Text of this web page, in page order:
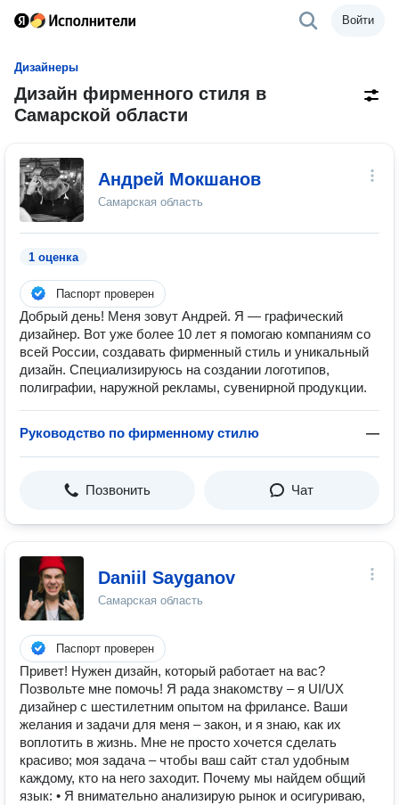
Войти
Дизайнеры
Дизайн фирменного стиля в
Самарской области
Андрей Мокшанов
Самарская область
1 оценка
Паспорт проверен
Добрый день! Меня зовут Андрей. Я — графический
дизайнер. Вот уже более 10 лет я помогаю компаниям со
всей России, создавать фирменный стиль и уникальный
дизайн. Специализируюсь на создании логотипов,
полиграфии, наружной рекламы, сувенирной продукции.
Руководство по фирменному стилю —
Позвонить Чат
Daniil Sayganov
Самарская область
Паспорт проверен
Привет! Нужен дизайн, который работает на вас?
Позвольте мне помочь! Я рада знакомству – я UI/UX
дизайнер с шестилетним опытом на фрилансе. Ваши
желания и задачи для меня – закон, и я знаю, как их
воплотить в жизнь. Мне не просто хочется сделать
красиво; моя задача – чтобы ваш сайт стал удобным
каждому, кто на него заходит. Почему мы найдем общий
язык: • Я внимательно анализирую рынок и осигуриваю,